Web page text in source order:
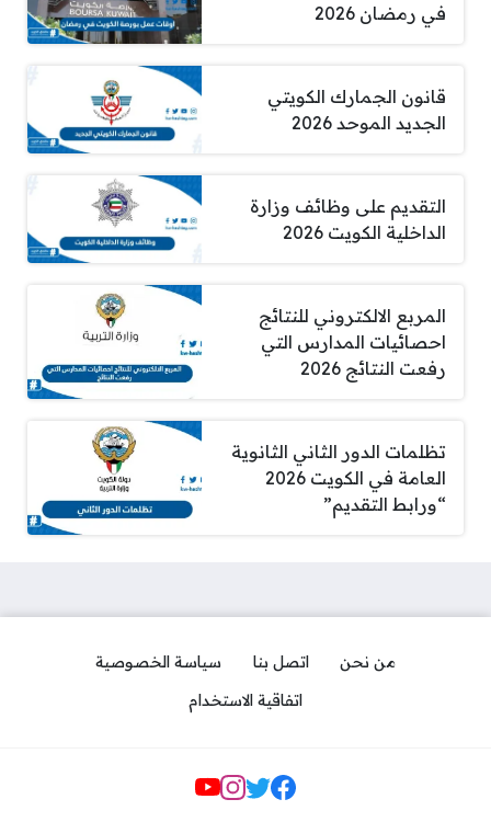
في رمضان 2026
قانون الجمارك الكويتي
الجديد الموحد 2026
التقديم على وظائف وزارة
الداخلية الكويت 2026
المربع الالكتروني للنتائج
احصائيات المدارس التي
رفعت النتائج 2026
تظلمات الدور الثاني الثانوية
العامة في الكويت 2026
“ورابط التقديم”
من نحن اتصل بنا
سياسة الخصوصية
اتفاقية الاستخدام
Social Links